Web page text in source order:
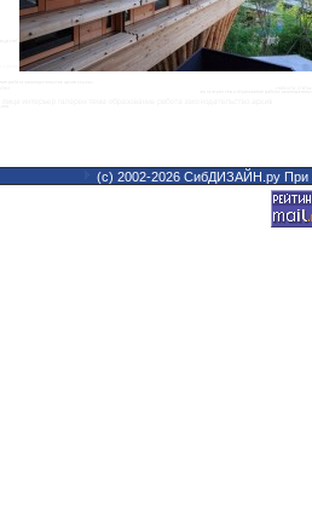
(с) 2002-2026 СибДИЗАЙН.ру При